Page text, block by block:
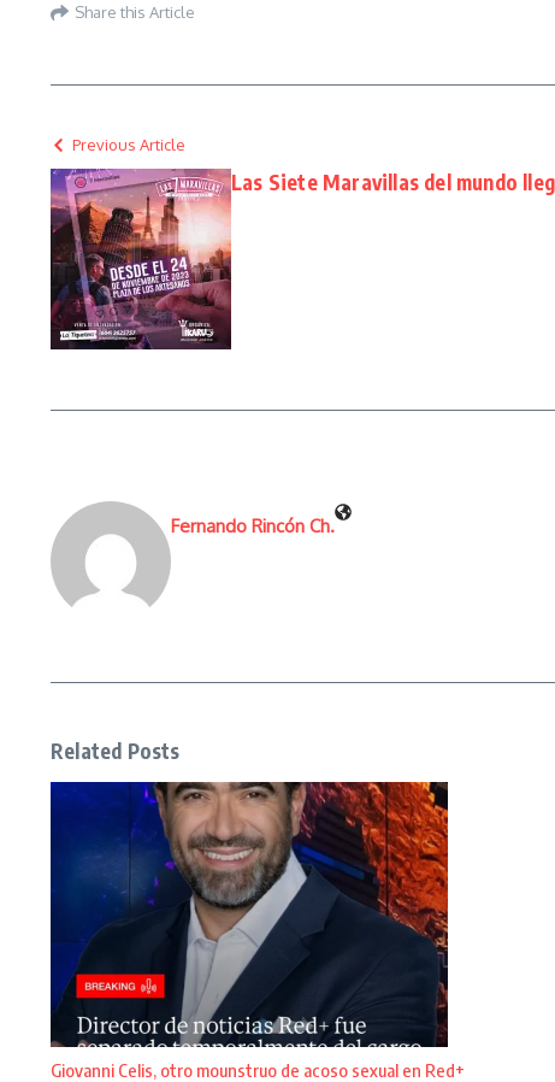
Share this Article
Previous Article
Las Siete Maravillas del mundo
Fernando Rincón Ch.
Related Posts
Giovanni Celis, otro mounstruo de acoso sexual en Red+